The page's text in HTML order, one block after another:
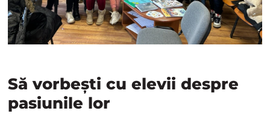
Să vorbești cu elevii despre
pasiunile lor